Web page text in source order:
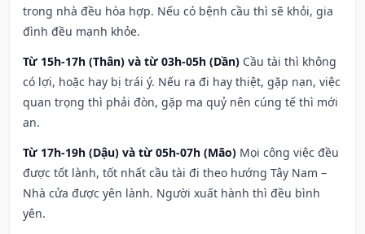
trong nhà đều hòa hợp. Nếu có bệnh cầu thì sẽ khỏi, gia
đình đều mạnh khỏe.
Từ 15h-17h (Thân) và từ 03h-05h (Dần) Cầu tài thì không
có lợi, hoặc hay bị trái ý. Nếu ra đi hay thiệt, gặp nạn, việc
quan trọng thì phải đòn, gặp ma quỷ nên cúng tế thì mới
an.
Từ 17h-19h (Dậu) và từ 05h-07h (Mão) Mọi công việc đều
được tốt lành, tốt nhất cầu tài đi theo hướng Tây Nam –
Nhà cửa được yên lành. Người xuất hành thì đều bình
yên.